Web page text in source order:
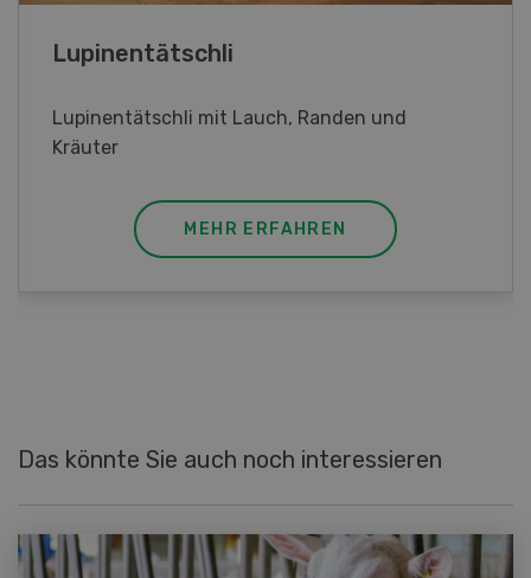
Frühlingsrollen
Frühlingsrollen mit Poulet
MEHR ERFAHREN
Das könnte Sie auch noch interessieren